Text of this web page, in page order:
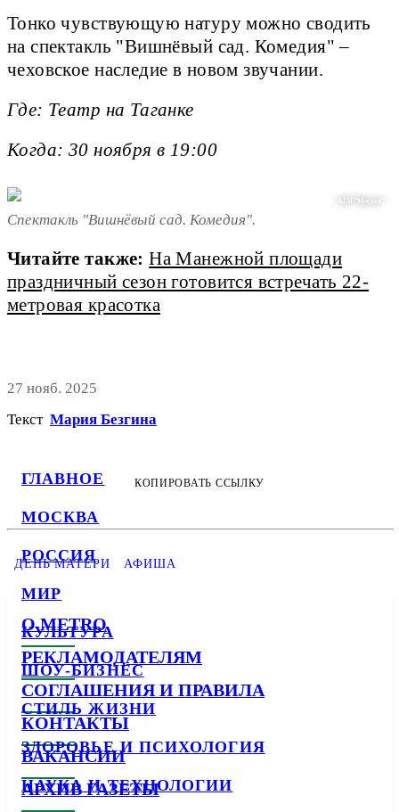
ГЛАВНОЕ
МОСКВА
РОССИЯ
МИР
КУЛЬТУРА
ШОУ-БИЗНЕС
СТИЛЬ ЖИЗНИ
ЗДОРОВЬЕ И ПСИХОЛОГИЯ
НАУКА И ТЕХНОЛОГИИ
Тонко чувствующую натуру можно сводить
на спектакль "Вишнёвый сад. Комедия" –
чеховское наследие в новом звучании.
Где: Театр на Таганке
Когда: 30 ноября в 19:00
АГН "Москва"
Спектакль "Вишнёвый сад. Комедия".
Читайте также: На Манежной площади
праздничный сезон готовится встречать 22-
метровая красотка
27 нояб. 2025
Текст Мария Безгина
КОПИРОВАТЬ ССЫЛКУ
ДЕНЬ МАТЕРИ АФИША
О METRO
РЕКЛАМОДАТЕЛЯМ
СОГЛАШЕНИЯ И ПРАВИЛА
КОНТАКТЫ
ВАКАНСИИ
АРХИВ ГАЗЕТЫ